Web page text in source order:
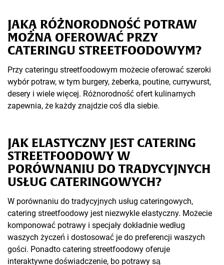
JAKĄ RÓŻNORODNOŚĆ POTRAW
MOŻNA OFEROWAĆ PRZY
CATERINGU STREETFOODOWYM?
Przy cateringu streetfoodowym możecie oferować szeroki
wybór potraw, w tym burgery, żeberka, poutine, currywurst,
desery i wiele więcej. Różnorodność ofert kulinarnych
zapewnia, że każdy znajdzie coś dla siebie.
JAK ELASTYCZNY JEST CATERING
STREETFOODOWY W
PORÓWNANIU DO TRADYCYJNYCH
USŁUG CATERINGOWYCH?
W porównaniu do tradycyjnych usług cateringowych,
catering streetfoodowy jest niezwykle elastyczny. Możecie
komponować potrawy i specjały dokładnie według
waszych życzeń i dostosować je do preferencji waszych
gości. Ponadto catering streetfoodowy oferuje
interaktywne doświadczenie, bo potrawy są